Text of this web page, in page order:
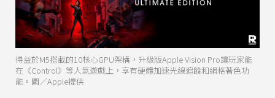
得益於M5搭載的10核心GPU架構，升級版Apple Vision Pro讓玩家能
在《Control》等人氣遊戲上，享有硬體加速光線追蹤和網格著色功
能。圖／Apple提供